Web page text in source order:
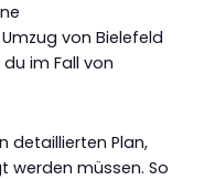
von Bielefeld
im Fall von
detaillierten Plan,
werden müssen. So